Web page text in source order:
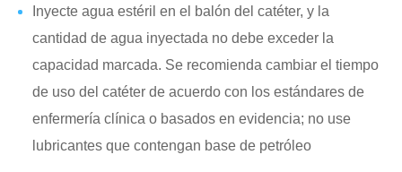
Inyecte agua estéril en el balón del catéter, y la
cantidad de agua inyectada no debe exceder la
capacidad marcada. Se recomienda cambiar el tiempo
de uso del catéter de acuerdo con los estándares de
enfermería clínica o basados en evidencia; no use
lubricantes que contengan base de petróleo